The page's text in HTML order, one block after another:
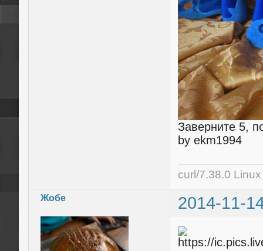
Заверните 5,
by ekm1994
curl/7.38.0
Жобе 2014-11-